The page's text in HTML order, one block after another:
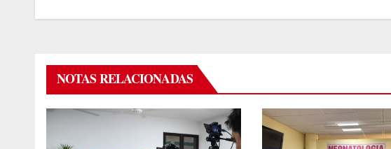
NOTAS RELACIONADAS